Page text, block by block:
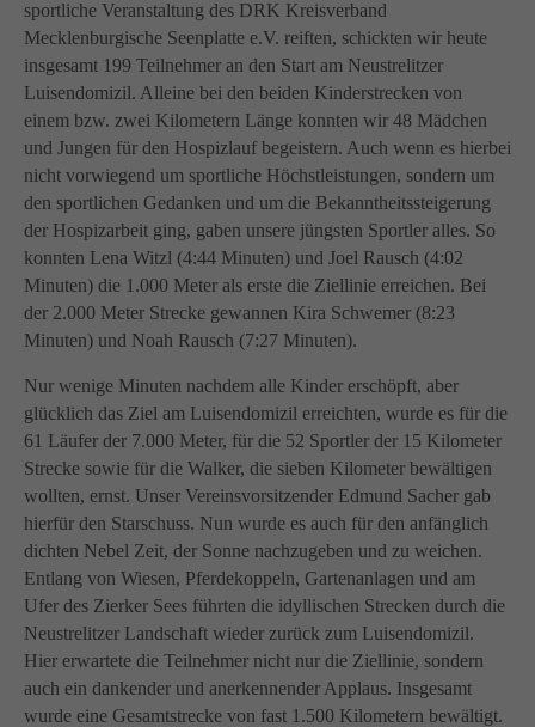
About us
Lorem ipsum dolor sit amet, consectetuer adipiscing
elit.
Aenean commodo ligula eget dolor. Aenean massa.
Cum sociis natoque penatibus et magnis dis parturient
montes, nascetur ridiculus mus. Donec quam felis,
ultricies nec.
sportliche Veranstaltung des DRK Kreisverband
Mecklenburgische Seenplatte e.V. reiften, schickten wir heute
insgesamt 199 Teilnehmer an den Start am Neustrelitzer
Luisendomizil. Alleine bei den beiden Kinderstrecken von
einem bzw. zwei Kilometern Länge konnten wir 48 Mädchen
und Jungen für den Hospizlauf begeistern. Auch wenn es hierbei
nicht vorwiegend um sportliche Höchstleistungen, sondern um
den sportlichen Gedanken und um die Bekanntheitssteigerung
der Hospizarbeit ging, gaben unsere jüngsten Sportler alles. So
konnten Lena Witzl (4:44 Minuten) und Joel Rausch (4:02
Minuten) die 1.000 Meter als erste die Ziellinie erreichen. Bei
der 2.000 Meter Strecke gewannen Kira Schwemer (8:23
Minuten) und Noah Rausch (7:27 Minuten).
Nur wenige Minuten nachdem alle Kinder erschöpft, aber
glücklich das Ziel am Luisendomizil erreichten, wurde es für die
61 Läufer der 7.000 Meter, für die 52 Sportler der 15 Kilometer
Strecke sowie für die Walker, die sieben Kilometer bewältigen
wollten, ernst. Unser Vereinsvorsitzender Edmund Sacher gab
hierfür den Starschuss. Nun wurde es auch für den anfänglich
dichten Nebel Zeit, der Sonne nachzugeben und zu weichen.
Entlang von Wiesen, Pferdekoppeln, Gartenanlagen und am
Ufer des Zierker Sees führten die idyllischen Strecken durch die
Neustrelitzer Landschaft wieder zurück zum Luisendomizil.
Hier erwartete die Teilnehmer nicht nur die Ziellinie, sondern
auch ein dankender und anerkennender Applaus. Insgesamt
wurde eine Gesamtstrecke von fast 1.500 Kilometern bewältigt.